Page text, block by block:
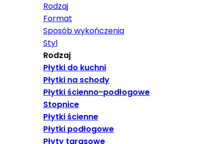
Rodzaj
Format
Sposób wykończenia
Styl
Rodzaj
Płytki do kuchni
Płytki na schody
Płytki ścienno-podłogowe
Stopnice
Płytki ścienne
Płytki podłogowe
Płyty tarasowe